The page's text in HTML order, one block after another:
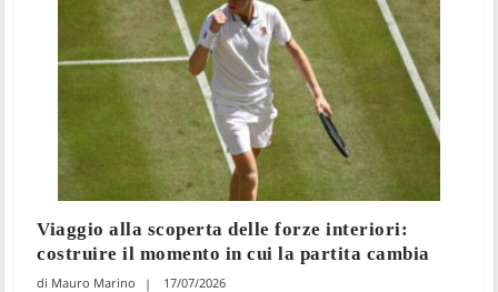
Viaggio alla scoperta delle forze interiori:
costruire il momento in cui la partita cambia
Mauro Marino 17/07/2026